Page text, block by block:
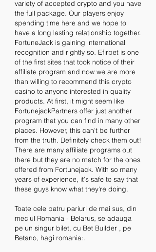
variety of accepted crypto and you have
the full package. Our players enjoy
spending time here and we hope to
have a long lasting relationship together.
FortuneJack is gaining international
recognition and rightly so. Efirbet is one
of the first sites that took notice of their
affiliate program and now we are more
than willing to recommend this crypto
casino to anyone interested in quality
products. At first, it might seem like
FortunejackPartners offer just another
program that you can find in many other
places. However, this can't be further
from the truth. Definitely check them out!
There are many affiliate programs out
there but they are no match for the ones
offered from Fortunejack. With so many
years of experience, it's safe to say that
these guys know what they're doing.
Toate cele patru pariuri de mai sus, din
meciul Romania - Belarus, se adauga
pe un singur bilet, cu Bet Builder , pe
Betano, hagi romania:.